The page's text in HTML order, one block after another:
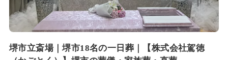
堺市立斎場｜堺市18名の一日葬｜【株式会社駕徳